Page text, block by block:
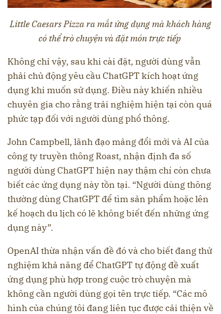
Little Caesars Pizza ra mắt ứng dụng mà khách hàng
có thể trò chuyện và đặt món trực tiếp
Không chỉ vậy, sau khi cài đặt, người dùng vẫn
phải chủ động yêu cầu ChatGPT kích hoạt ứng
dụng khi muốn sử dụng. Điều này khiến nhiều
chuyên gia cho rằng trải nghiệm hiện tại còn quá
phức tạp đối với người dùng phổ thông.
John Campbell, lãnh đạo mảng đổi mới và AI của
công ty truyền thông Roast, nhận định đa số
người dùng ChatGPT hiện nay thậm chí còn chưa
biết các ứng dụng này tồn tại. “Người dùng thông
thường dùng ChatGPT để tìm sản phẩm hoặc lên
kế hoạch du lịch có lẽ không biết đến những ứng
dụng này”.
OpenAI thừa nhận vấn đề đó và cho biết đang thử
nghiệm khả năng để ChatGPT tự động đề xuất
ứng dụng phù hợp trong cuộc trò chuyện mà
không cần người dùng gọi tên trực tiếp. “Các mô
hình của chúng tôi đang liên tục được cải thiện về